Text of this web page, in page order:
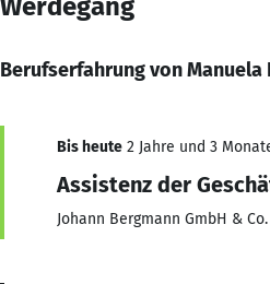
Berufserfahrung von Manuela
Bis heute 2 Jahre und 3
Assistenz der
Johann Bergmann GmbH & Co.